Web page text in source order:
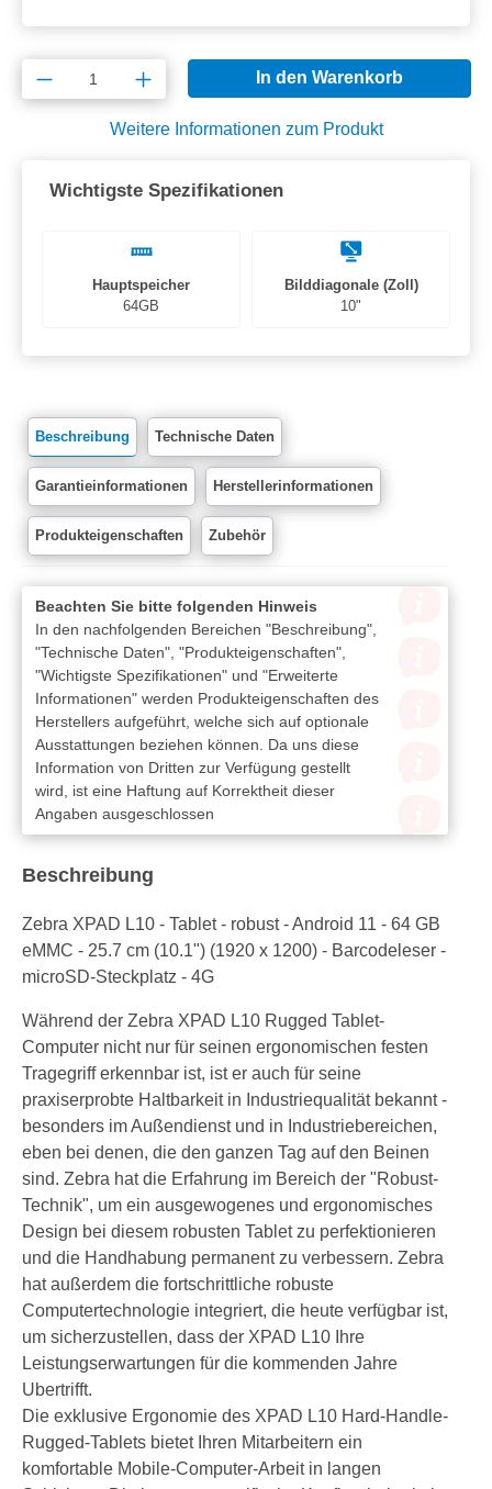
Produkt Anzahl: Gib den gewünschten
In den Warenkorb
Weitere Informationen zum Produkt
Wichtigste Spezifikationen
Hauptspeicher
64GB
Bilddiagonale (Zoll)
10"
Beschreibung Technische Daten
Garantieinformationen Herstellerinformationen
Produkteigenschaften Zubehör
Beachten Sie bitte folgenden Hinweis
In den nachfolgenden Bereichen "Beschreibung",
"Technische Daten", "Produkteigenschaften",
"Wichtigste Spezifikationen" und "Erweiterte
Informationen" werden Produkteigenschaften des
Herstellers aufgeführt, welche sich auf optionale
Ausstattungen beziehen können. Da uns diese
Information von Dritten zur Verfügung gestellt
wird, ist eine Haftung auf Korrektheit dieser
Angaben ausgeschlossen
Beschreibung
Zebra XPAD L10 - Tablet - robust - Android 11 - 64 GB
eMMC - 25.7 cm (10.1") (1920 x 1200) - Barcodeleser -
microSD-Steckplatz - 4G
Während der Zebra XPAD L10 Rugged Tablet-
Computer nicht nur für seinen ergonomischen festen
Tragegriff erkennbar ist, ist er auch für seine
praxiserprobte Haltbarkeit in Industriequalität bekannt -
besonders im Außendienst und in Industriebereichen,
eben bei denen, die den ganzen Tag auf den Beinen
sind. Zebra hat die Erfahrung im Bereich der "Robust-
Technik", um ein ausgewogenes und ergonomisches
Design bei diesem robusten Tablet zu perfektionieren
und die Handhabung permanent zu verbessern. Zebra
hat außerdem die fortschrittliche robuste
Computertechnologie integriert, die heute verfügbar ist,
um sicherzustellen, dass der XPAD L10 Ihre
Leistungserwartungen für die kommenden Jahre
Ubertrifft.
Die exklusive Ergonomie des XPAD L10 Hard-Handle-
Rugged-Tablets bietet Ihren Mitarbeitern ein
komfortable Mobile-Computer-Arbeit in langen